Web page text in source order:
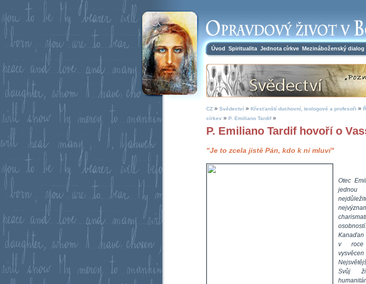
Úvod Spiritualita Jednota církve Mezináboženský dialog
CZ » Svědectví » Křesťanští duchovní, teologové a profesoři »
církev » P. Emiliano Tardif»
P. Emiliano Tardif hovoří o
"Je to zcela jistě Pán, kdo k ní mluví"
Otec
Kanaďan
v
Svůj